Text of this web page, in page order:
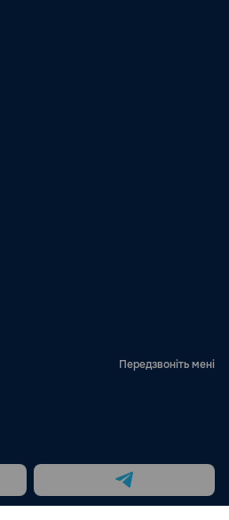
Передзвоніть мені